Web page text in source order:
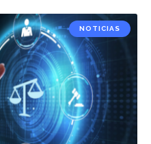
NOTICIAS